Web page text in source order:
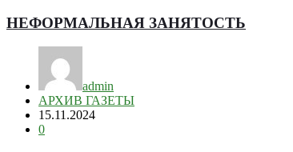
НЕФОРМАЛЬНАЯ ЗАНЯТОСТЬ
admin
АРХИВ ГАЗЕТЫ
15.11.2024
0